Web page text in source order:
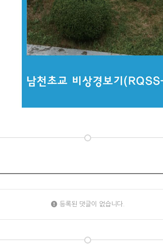
등록된 댓글이 없습니다.